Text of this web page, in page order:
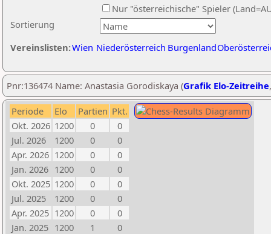
Sortierung
Nur "österreichische" Spieler
Vereinslisten:Wien Niederösterreich Burgenland
Pnr:136474 Name: Anastasia Gorodiskaya (Grafik Elo-Zeitreihe
Periode Elo Partien Pkt.
Okt. 2026 1200 0
0
Jul. 2026
1200 0
0
Apr. 2026 1200 0
0
Jan. 2026 1200 0
0
Okt. 2025 1200 0
0
Jul. 2025
1200 0
0
Apr. 2025 1200 0
0
Jan. 2025 1200 1
0